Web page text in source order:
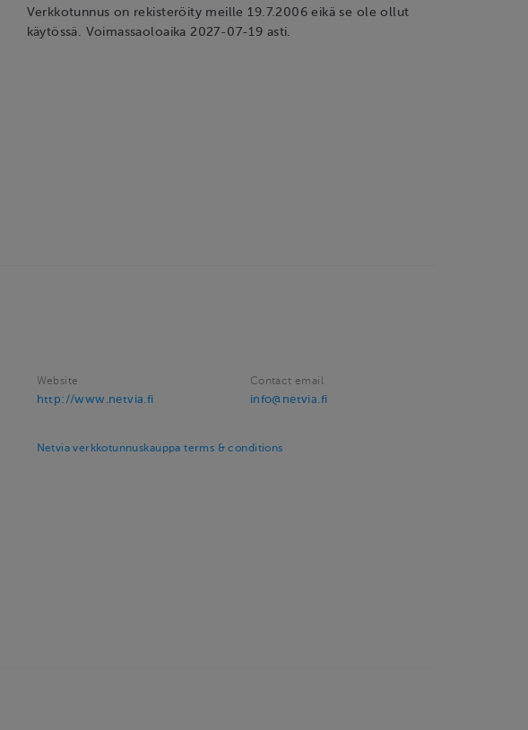
Verkkotunnus on rekisteröity meille 19.7.2006 eikä se ole ollut
käytössä. Voimassaoloaika 2027-07-19 asti.
Website
http://www.netvia.fi
Contact email
info@netvia.fi
Netvia verkkotunnuskauppa terms & conditions